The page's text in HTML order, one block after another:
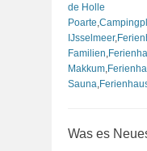
de Holle
Poarte
IJsselmeer,
Familien
Makkum
Sauna
Was es